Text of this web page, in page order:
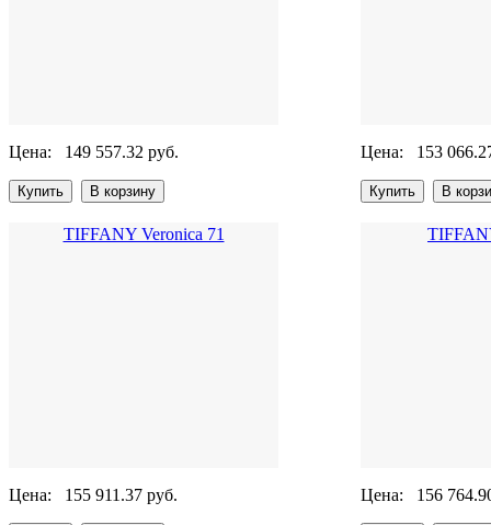
Цена: 149 557.32 руб. Цена: 153
TIFFANY Veronica 71
Цена: 155 911.37 руб. Цена: 156